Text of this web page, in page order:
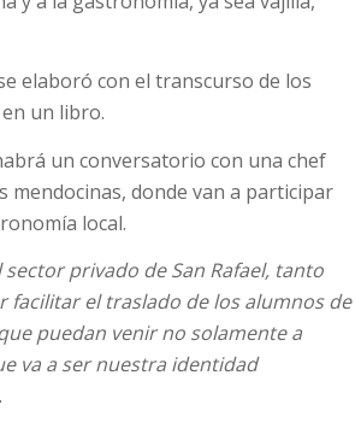
elaboró con el transcurso de los
un libro.
un conversatorio con una chef
donde van a participar
local.
privado de San Rafael, tanto
el traslado de los alumnos de
puedan venir no solamente a
va a ser nuestra identidad
.